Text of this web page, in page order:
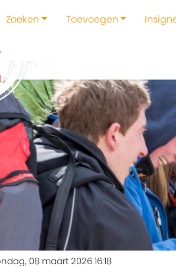
Zoeken Toevoegen
08 maart 2026 16:18